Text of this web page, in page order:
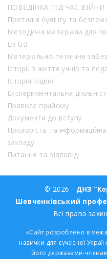
ПОВЕДІНКА ПІД ЧАС ВІЙНИ
Протидія булінгу та
Методичні матеріали для
En GB
Матеріально-технічне
Історії з життя учнів та
Історія ліцею
Експериментальна
Правила прийому
Документи до вступу
Прозорість та
закладу
Питання та відповіді
© 2026 - ДНЗ
Шевченківський
Всі права
«Сайт розроблено в
навички для сучасної
його державами-